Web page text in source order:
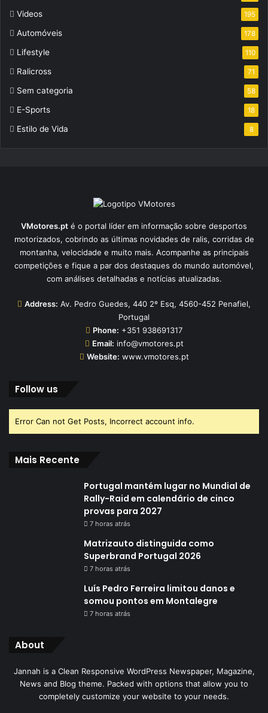
Videos 195
Automóveis 178
Lifestyle 110
Ralicross 71
Sem categoria 58
E-Sports 18
Estilo de Vida 8
VMotores.pt é o portal líder em informação sobre desportos
motorizados, cobrindo as últimas novidades de ralis, corridas de
montanha, velocidade e muito mais. Acompanhe as principais
competições e fique a par dos destaques do mundo automóvel,
com análises detalhadas e notícias atualizadas.
Address: Av. Pedro Guedes, 440 2º Esq, 4560-452 Penafiel,
Portugal
Phone: +351 938691317
Email: info@vmotores.pt
Website: www.vmotores.pt
Follow us
Error Can not Get Posts, Incorrect account info.
Mais Recente
Portugal mantém lugar no Mundial de
Rally-Raid em calendário de cinco
provas para 2027
7 horas atrás
Matrizauto distinguida como
Superbrand Portugal 2026
7 horas atrás
Luís Pedro Ferreira limitou danos e
somou pontos em Montalegre
7 horas atrás
About
Jannah is a Clean Responsive WordPress Newspaper, Magazine,
News and Blog theme. Packed with options that allow you to
completely customize your website to your needs.